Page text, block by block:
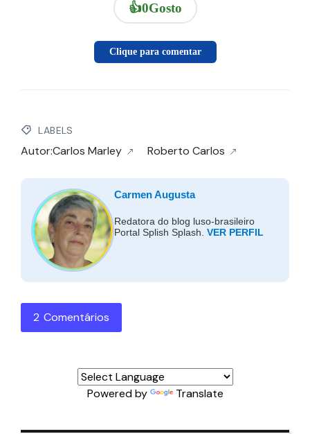
👍0Gosto
Clique para comentar
LABELS
Autor:Carlos Marley Roberto Carlos
Carmen Augusta
Redatora do blog luso-brasileiro
Portal Splish Splash. VER PERFIL
2 Comentários
Powered by Translate